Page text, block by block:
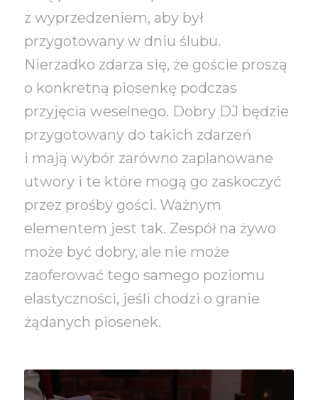
z wyprzedzeniem, aby był
przygotowany w dniu ślubu.
Nierzadko zdarza się, że goście proszą
o konkretną piosenkę podczas
przyjęcia weselnego. Dobry DJ będzie
przygotowany do takich zdarzeń
i mają wybór zarówno zaplanowane
utwory i te które mogą go zaskoczyć
przez prośby gości. Ważnym
elementem jest tak. Zespół na żywo
może być dobry, ale nie może
zaoferować tego samego poziomu
elastyczności, jeśli chodzi o granie
żądanych piosenek.